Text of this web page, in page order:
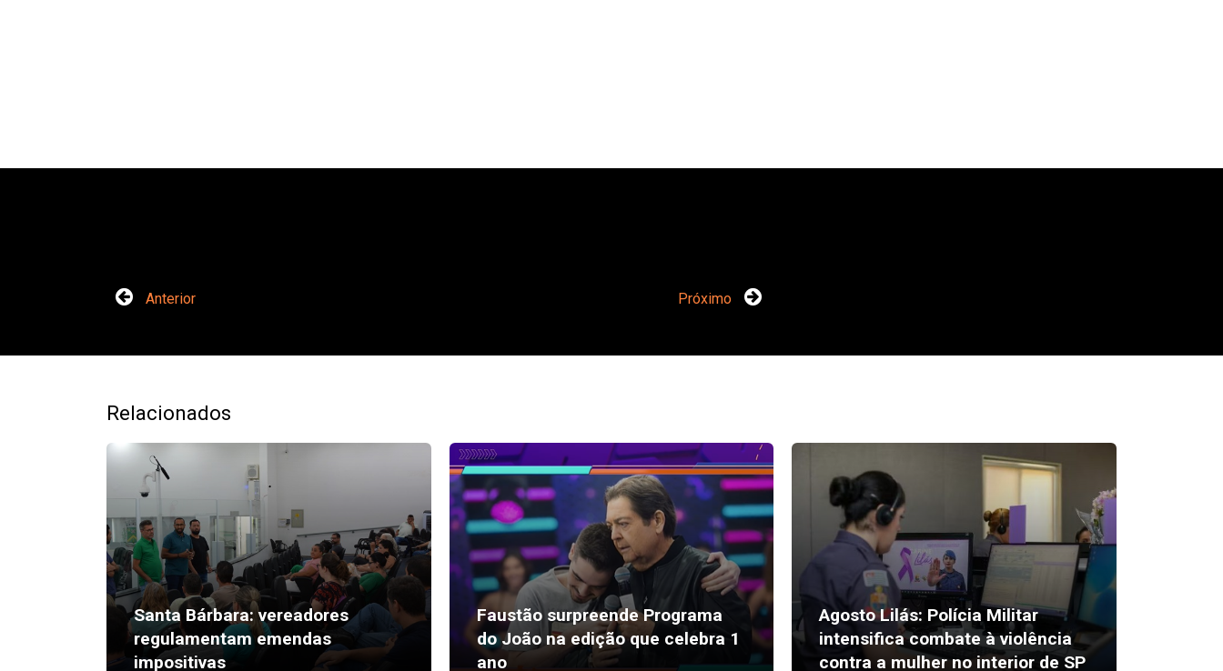
Anterior Próximo
Relacionados
Santa Bárbara: vereadores
regulamentam emendas
impositivas
Faustão surpreende Programa
do João na edição que celebra 1
ano
Agosto Lilás: Polícia Militar
intensifica combate à violência
contra a mulher no interior de SP